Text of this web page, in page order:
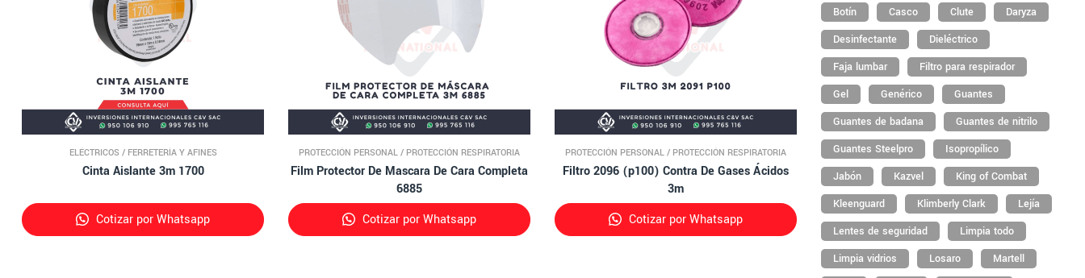
ELÉCTRICOS / FERRETERÍA Y AFINES
Cinta Aislante 3m 1700
Cotizar por Whatsapp
PROTECCIÓN PERSONAL / PROTECCIÓN RESPIRATORIA
Film Protector De Mascara De Cara Completa
6885
Cotizar por Whatsapp
PROTECCIÓN PERSONAL / PROTECCIÓN RESPIRATORIA
Filtro 2096 (p100) Contra De Gases Ácidos
3m
Cotizar por Whatsapp
Botín
Casco Clute
Daryza
Desinfectante
Dieléctrico
Faja lumbar
Filtro para respirador
Gel
Genérico
Guantes
Guantes de badana
Guantes de nitrilo
Guantes Steelpro
Isopropílico
Jabón
Kazvel
King of Combat
Kleenguard
Klimberly Clark
Lejía
Lentes de seguridad
Limpia todo
Limpia vidrios
Losaro
Martell